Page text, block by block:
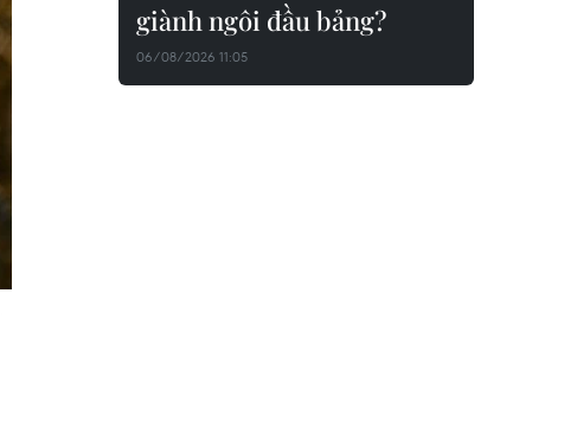
giành ngôi đầu bảng?
06/08/2026 11:05